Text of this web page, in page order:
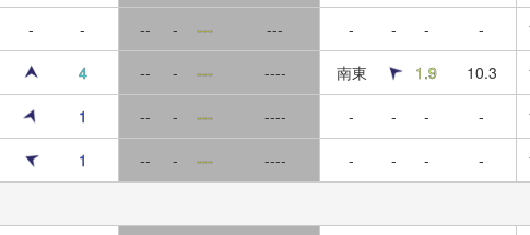
- - -- - --- --- - - - -
4 -- - --- ---- 南東 1.9 10.3
1 -- - --- ---- - - - -
1 -- - --- ---- - - - -